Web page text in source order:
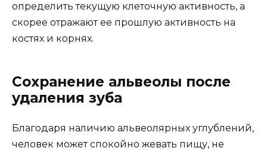
определить текущую клеточную активность, а
скорее отражают ее прошлую активность на
костях и корнях.
Сохранение альвеолы после
удаления зуба
Благодаря наличию альвеолярных углублений,
человек может спокойно жевать пищу, не